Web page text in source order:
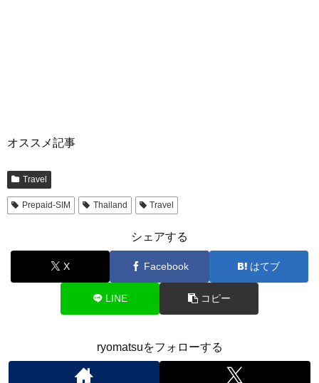
オススメ記事
Travel
Prepaid-SIM Thailand Travel
シェアする
X Facebook はてブ
LINE コピー
ryomatsuをフォローする